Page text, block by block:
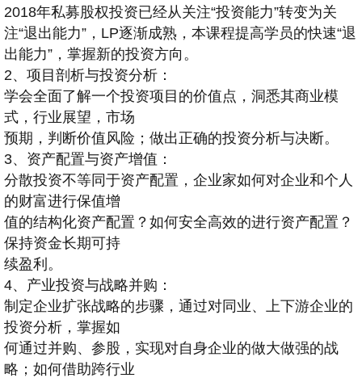
2018年私募股权投资已经从关注“投资能力”转变为关
注“退出能力”，LP逐渐成熟，本课程提高学员的快速“退
出能力”，掌握新的投资方向。
2、项目剖析与投资分析：
学会全面了解一个投资项目的价值点，洞悉其商业模
式，行业展望，市场
预期，判断价值风险；做出正确的投资分析与决断。
3、资产配置与资产增值：
分散投资不等同于资产配置，企业家如何对企业和个人
的财富进行保值增
值的结构化资产配置？如何安全高效的进行资产配置？
保持资金长期可持
续盈利。
4、产业投资与战略并购：
制定企业扩张战略的步骤，通过对同业、上下游企业的
投资分析，掌握如
何通过并购、参股，实现对自身企业的做大做强的战
略；如何借助跨行业